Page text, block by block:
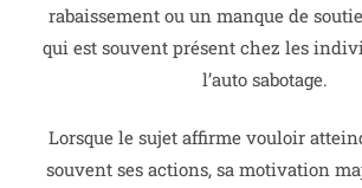
rabaissement ou un manque de
qui est souvent présent chez les
l’auto sabotage.
Lorsque le sujet affirme vouloir
souvent ses actions, sa motivation